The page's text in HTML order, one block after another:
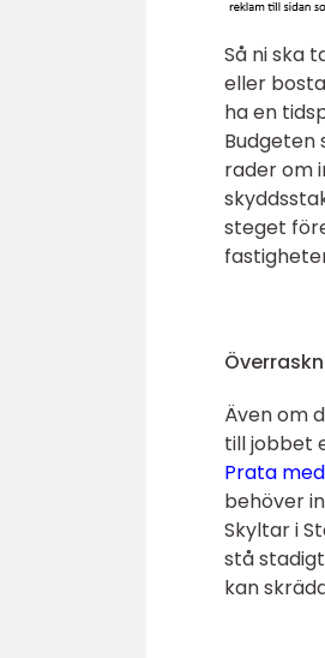
Så ni ska
eller
ha en
Budgeten
rader om
steget
Även om
till jobbet
Prata
behöver
Skyltar i
stå
kan